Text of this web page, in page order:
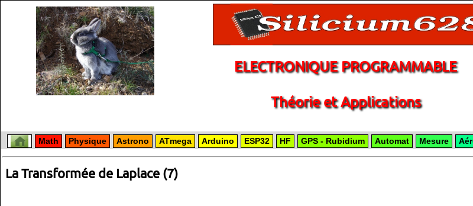
ELECTRONIQUE PROGRAMMABLE
Théorie et Applications
Math Physique Astrono ATmega Arduino ESP32 HF GPS - Rubidium Automat Mesure
La Transformée de Laplace (7)